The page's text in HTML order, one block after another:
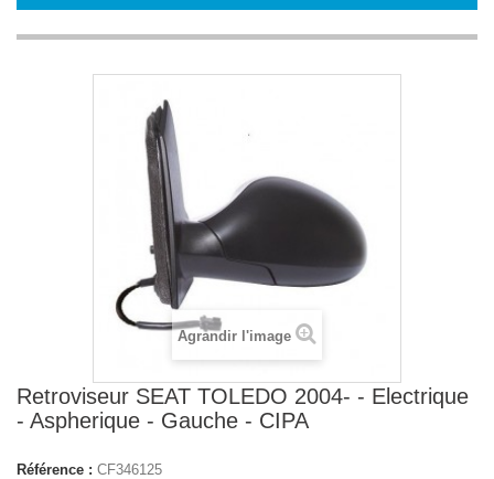
Agrandir l'image
Retroviseur SEAT TOLEDO 2004- - Electrique
- Aspherique - Gauche - CIPA
Référence : CF346125